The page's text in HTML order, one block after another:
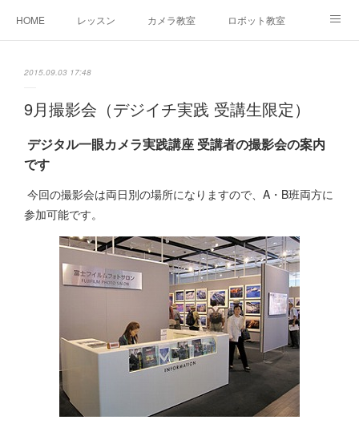
HOME レッスン カメラ教室 ロボット教室
2015.09.03 17:48
9月撮影会（デジイチ実践 受講生限定）
デジタル一眼カメラ実践講座 受講者の撮影会の案内
です
今回の撮影会は両日別の場所になりますので、A・B班両方に
参加可能です。